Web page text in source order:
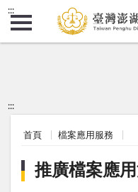
:::
:::
首頁 檔案應用服務
推廣檔案應